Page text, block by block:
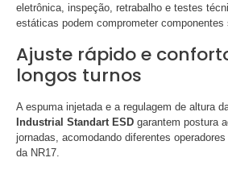
eletrônica, inspeção, retrabalho e testes
estáticas podem comprometer componentes
Ajuste rápido e
longos turnos
A espuma injetada e a regulagem de altura
Industrial Standart ESD garantem postura
jornadas, acomodando diferentes
da NR17.